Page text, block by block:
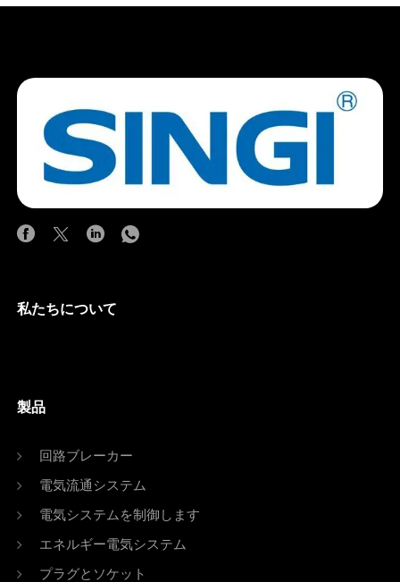
私たちについて
製品
回路ブレーカー
電気流通システム
電気システムを制御します
エネルギー電気システム
プラグとソケット